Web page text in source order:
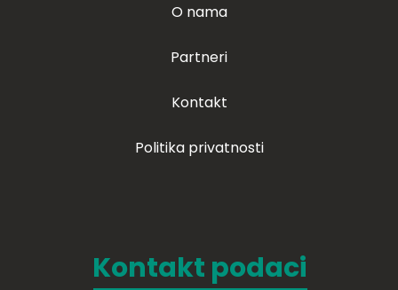
O nama
Partneri
Kontakt
Politika privatnosti
Kontakt podaci